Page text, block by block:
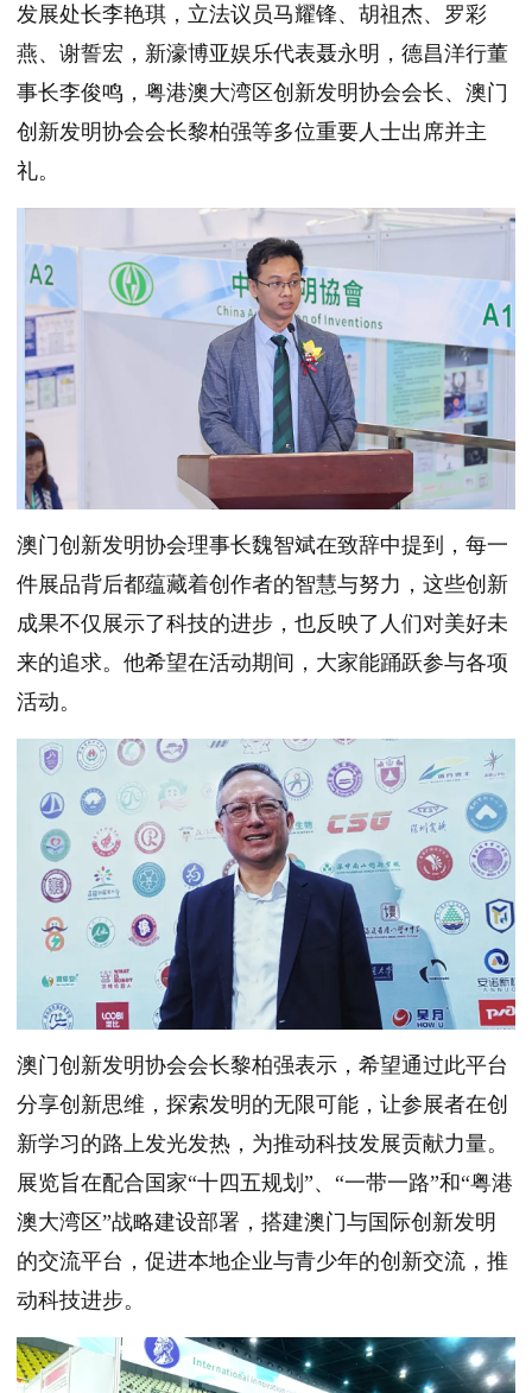
发展处长李艳琪，立法议员马耀锋、胡祖杰、罗彩
燕、谢誓宏，新濠博亚娱乐代表聂永明，德昌洋行董
事长李俊鸣，粤港澳大湾区创新发明协会会长、澳门
创新发明协会会长黎柏强等多位重要人士出席并主
礼。
澳门创新发明协会理事长魏智斌在致辞中提到，每一
件展品背后都蕴藏着创作者的智慧与努力，这些创新
成果不仅展示了科技的进步，也反映了人们对美好未
来的追求。他希望在活动期间，大家能踊跃参与各项
活动。
澳门创新发明协会会长黎柏强表示，希望通过此平台
分享创新思维，探索发明的无限可能，让参展者在创
新学习的路上发光发热，为推动科技发展贡献力量。
展览旨在配合国家“十四五规划”、“一带一路”和“粤港
澳大湾区”战略建设部署，搭建澳门与国际创新发明
的交流平台，促进本地企业与青少年的创新交流，推
动科技进步。